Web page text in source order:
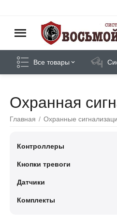
Все товары
Охранная
Главная / Охранные
Контроллеры
Кнопки тревоги
Датчики
Комплекты